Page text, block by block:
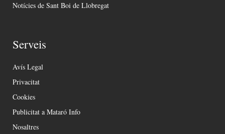
Notícies de Sant Boi de Llobregat
Serveis
Avís Legal
Privacitat
Cookies
Publicitat a Mataró Info
Nosaltres